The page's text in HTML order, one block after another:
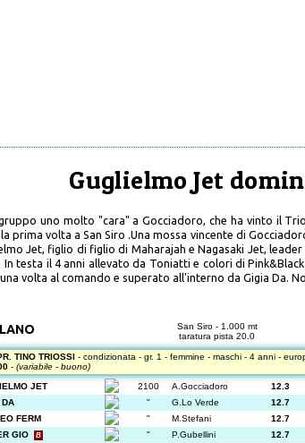
Guglielmo Jet
uno molto "cara" a Gocciadoro, che ha vinto il
prima volta a San Siro .Una mossa vincente di
Jet, figlio di figlio di Maharajah e Nagasaki Jet,
testa il 4 anni allevato da Toniatti e colori di
volta al comando e superato all'interno da Gigia Da.
San Siro - 1.000 mt
taratura pista 20.0
TINO TRIOSSI - condizionata - gr. 1 - femmine - maschi - 4 anni -
- (variabile - buono)
JET 2100 A.Gocciadoro 12.3
DA " G.Lo Verde 12.7
FERM " M.Stefani 12.7
GIO B " P.Gubellini 12.7